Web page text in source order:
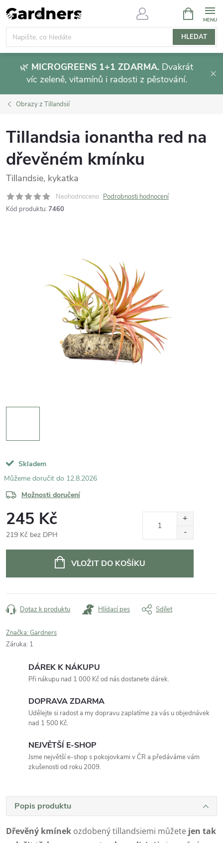
Přejít
na
obsah
HLEDAT
NÁKUPNÍ
KOŠÍK
🌿 MICROGREENS 1+1 ZDARMA. Dvakrát
víc zeleně, vitamínů i radosti z pěstování.
Obrazy z Tillandsií
Tillandsia ionantha red na
dřevěném kmínku
Tillandsie, kykatka
Neohodnoceno Podrobnosti hodnocení
Kód produktu: 7460
Skladem
12.8.2026
Možnosti doručení
245 Kč
219 Kč bez DPH
VLOŽIT DO KOŠÍKU
Dotaz k produktu Hlídací pes Sdílet
Značka: Gardners
Záruka: 1
DÁREK K NÁKUPU
Při nákupu nad 1 000 Kč od nás dostanete dárek.
DOPRAVA ZDARMA
Udělejte si radost a my dopravu zaplatíme za vás u objednávek
nad 1 500 Kč.
NEJVĚTŠÍ E-SHOP
Jsme největší e-shop s pokojovkami v ČR a předáváme vám
zkušenosti od roku 2009.
Popis produktu
Dřevěný kmínek ozdobený tillandsiemi můžete jen tak